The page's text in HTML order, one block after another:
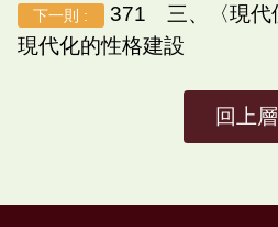
下一則 :
371 三、〈現代
現代化的性格建設
回上層